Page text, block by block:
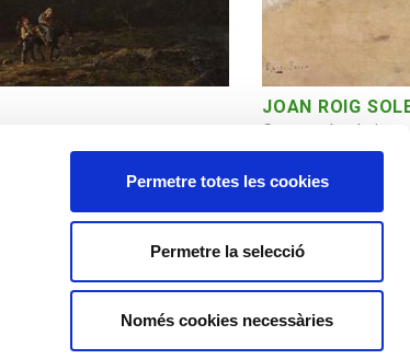
Permetre totes les cookies
Permetre la selecció
Només cookies necessàries
JOAN ROIG
Cases a la platja
Política de privacitat
©️ Comissió Tàpies, VEGAP, Andorra, 2020